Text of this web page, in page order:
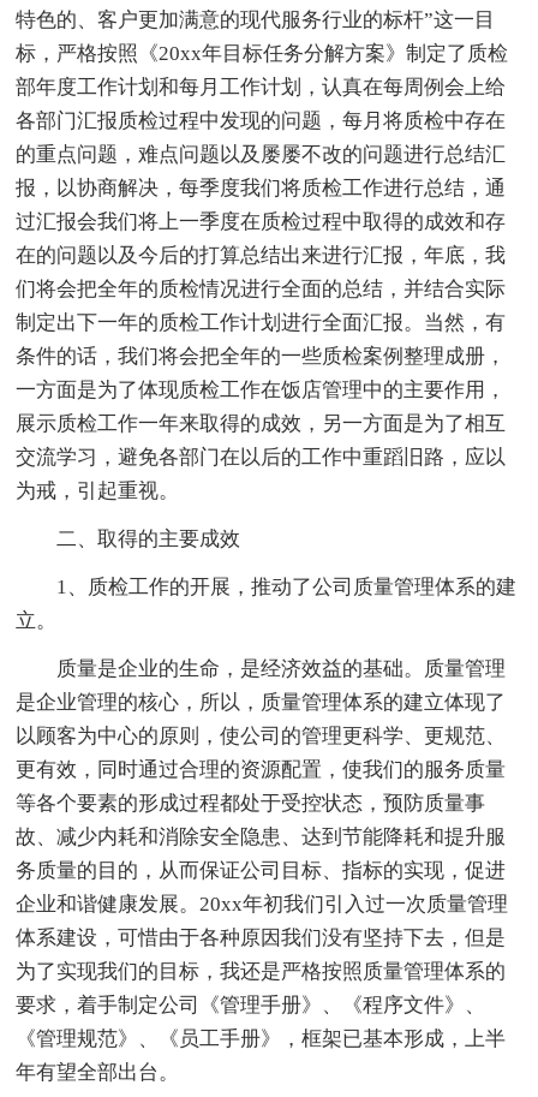
特色的、客户更加满意的现代服务行业的标杆”这一目
标，严格按照《20xx年目标任务分解方案》制定了质检
部年度工作计划和每月工作计划，认真在每周例会上给
各部门汇报质检过程中发现的问题，每月将质检中存在
的重点问题，难点问题以及屡屡不改的问题进行总结汇
报，以协商解决，每季度我们将质检工作进行总结，通
过汇报会我们将上一季度在质检过程中取得的成效和存
在的问题以及今后的打算总结出来进行汇报，年底，我
们将会把全年的质检情况进行全面的总结，并结合实际
制定出下一年的质检工作计划进行全面汇报。当然，有
条件的话，我们将会把全年的一些质检案例整理成册，
一方面是为了体现质检工作在饭店管理中的主要作用，
展示质检工作一年来取得的成效，另一方面是为了相互
交流学习，避免各部门在以后的工作中重蹈旧路，应以
为戒，引起重视。
二、取得的主要成效
1、质检工作的开展，推动了公司质量管理体系的建
立。
质量是企业的生命，是经济效益的基础。质量管理
是企业管理的核心，所以，质量管理体系的建立体现了
以顾客为中心的原则，使公司的管理更科学、更规范、
更有效，同时通过合理的资源配置，使我们的服务质量
等各个要素的形成过程都处于受控状态，预防质量事
故、减少内耗和消除安全隐患、达到节能降耗和提升服
务质量的目的，从而保证公司目标、指标的实现，促进
企业和谐健康发展。20xx年初我们引入过一次质量管理
体系建设，可惜由于各种原因我们没有坚持下去，但是
为了实现我们的目标，我还是严格按照质量管理体系的
要求，着手制定公司《管理手册》、《程序文件》、
《管理规范》、《员工手册》，框架已基本形成，上半
年有望全部出台。